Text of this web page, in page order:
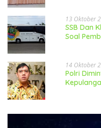
13 Oktober
SSB Dan
Soal
14 Oktober
Polri